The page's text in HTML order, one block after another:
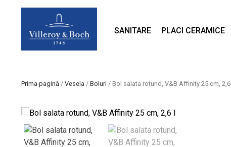
SANITARE PLACI CERAMICE
Prima pagină/ Vesela / Boluri/ Bol salata rotund, V&B Affinity 25 cm, 2,6 l